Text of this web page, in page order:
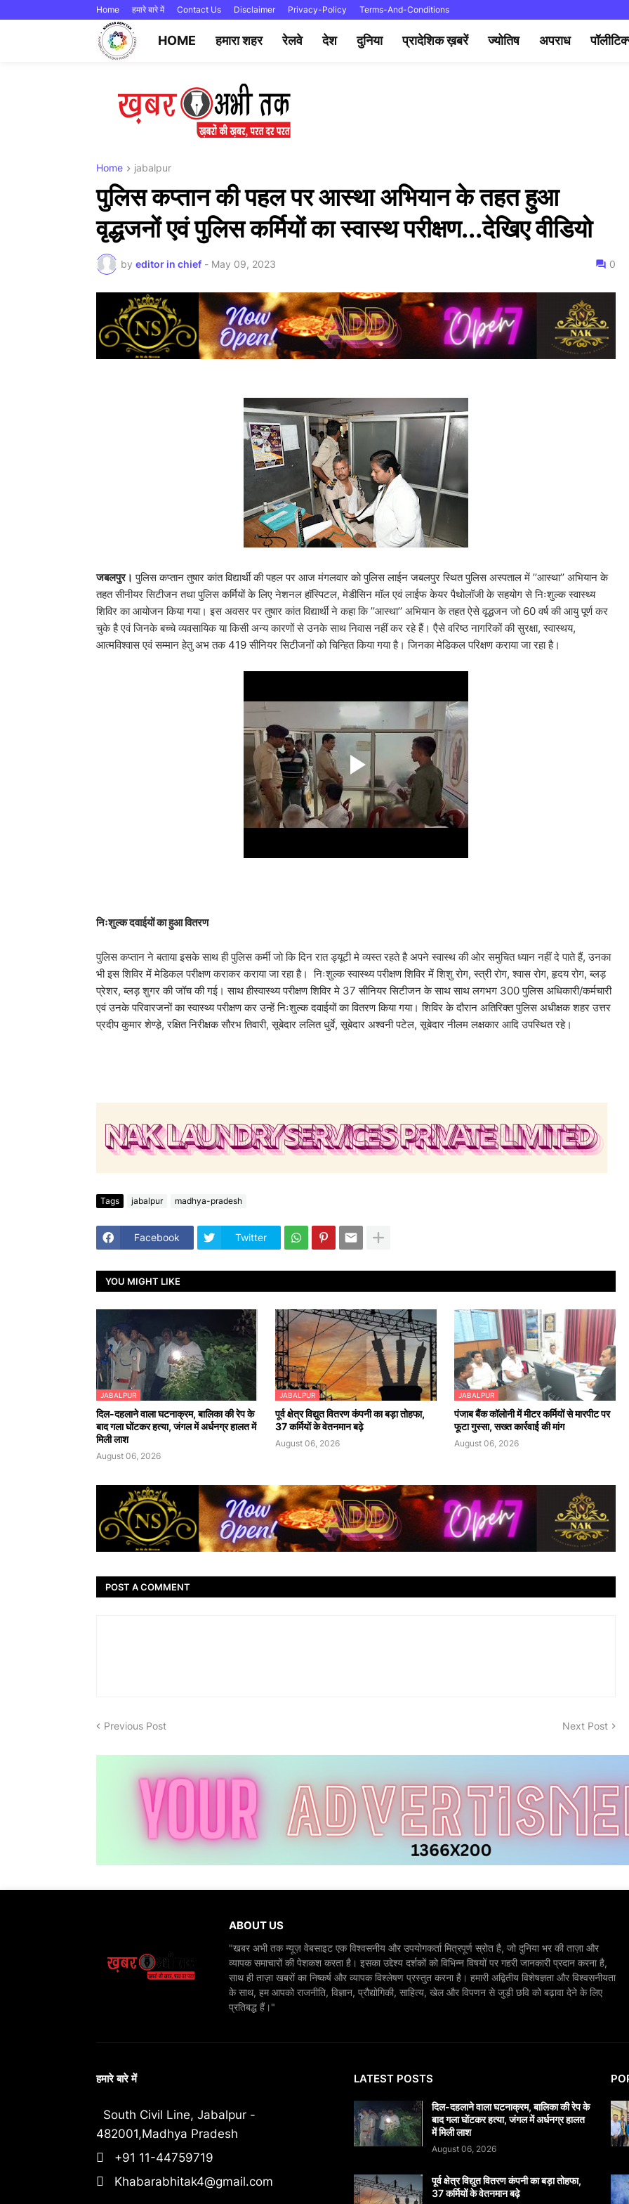
Home हमारे बारे में Contact Us Disclaimer Privacy-Policy Terms-And-Conditions
HOME हमारा शहर रेलवे देश दुनिया प्रादेशिक ख़बरें ज्योतिष अपराध
Home jabalpur
पुलिस कप्तान की पहल पर आस्था अभियान के तहत हुआ
वृद्धजनों एवं पुलिस कर्मियों का स्वास्थ परीक्षण...देखिए वीडियो
by editor in chief - May 09, 2023 0
जबलपुर। पुलिस कप्तान तुषार कांत विद्यार्थी की पहल पर आज मंगलवार को पुलिस लाईन जबलपुर स्थित पुलिस अस्पताल में ’’आस्था’’ अभियान के
तहत सीनीयर सिटीजन तथा पुलिस कर्मियों के लिए नेशनल हॉस्पिटल, मेडीसिन मॉल एवं लाईफ केयर पैथोलॉजी के सहयोग से निःशुल्क स्वास्थ्य
शिविर का आयोजन किया गया। इस अवसर पर तुषार कांत विद्यार्थी ने कहा कि ’’आस्था’’ अभियान के तहत ऐसे वृद्धजन जो 60 वर्ष की आयु पूर्ण कर
चुके है एवं जिनके बच्चे व्यवसायिक या किसी अन्य कारणों से उनके साथ निवास नहीं कर रहे हैं। एैसे वरिष्ठ नागरिकों की सुरक्षा, स्वास्थय,
आत्मविश्वास एवं सम्मान हेतु अभ तक 419 सीनियर सिटीजनों को चिन्हित किया गया है। जिनका मेडिकल परिक्षण कराया जा रहा है।
निःशुल्क दवाईयों का हुआ वितरण
पुलिस कप्तान ने बताया इसके साथ ही पुलिस कर्मी जो कि दिन रात ड्यूटी मे व्यस्त रहते है अपने स्वास्थ की ओर समुचित ध्यान नहीं दे पाते हैं, उनका
भी इस शिविर में मेडिकल परीक्षण कराकर कराया जा रहा है। निःशुल्क स्वास्थ्य परीक्षण शिविर में शिशु रोग, स्त्री रोग, श्वास रोग, हृदय रोग, ब्लड़
प्रेशर, ब्लड़ शुगर की जॉच की गई। साथ हीस्वास्थ्य परीक्षण शिविर मे 37 सीनियर सिटीजन के साथ साथ लगभग 300 पुलिस अधिकारी/कर्मचारी
एवं उनके परिवारजनों का स्वास्थ्य परीक्षण कर उन्हें निःशुल्क दवाईयों का वितरण किया गया। शिविर के दौरान अतिरिक्त पुलिस अधीक्षक शहर उत्तर
प्रदीप कुमार शेण्डे़, रक्षित निरीक्षक सौरभ तिवारी, सूबेदार ललित धुर्वे, सूबेदार अश्वनी पटेल, सूबेदार नीलम लक्षकार आदि उपस्थित रहे।
Tags jabalpur madhya-pradesh
Facebook Twitter
YOU MIGHT LIKE
JABALPUR
दिल-दहलाने वाला घटनाक्रम, बालिका की रेप के
बाद गला घोंटकर हत्या, जंगल में अर्धनग्र हालत में
मिली लाश
August 06, 2026
JABALPUR
पूर्व क्षेत्र विद्युत वितरण कंपनी का बड़ा तोहफा,
37 कर्मियों के वेतनमान बढ़े
August 06, 2026
JABALPUR
पंजाब बैंक कॉलोनी में मीटर कर्मियों से मारपीट पर
फूटा गुस्सा, सख्त कार्रवाई की मांग
August 06, 2026
POST A COMMENT
Previous Post Next Post
ABOUT US
"खबर अभी तक न्यूज़ वेबसाइट एक विश्वसनीय और उपयोगकर्ता मित्रपूर्ण स्रोत है, जो दुनिया भर की ताज़ा और
व्यापक समाचारों की पेशकश करता है। इसका उद्देश्य दर्शकों को विभिन्न विषयों पर गहरी जानकारी प्रदान करना है,
साथ ही ताज़ा खबरों का निष्कर्ष और व्यापक विश्लेषण प्रस्तुत करना है। हमारी अद्वितीय विशेषज्ञता और विश्वसनीयता
के साथ, हम आपको राजनीति, विज्ञान, प्रौद्योगिकी, साहित्य, खेल और विपणन से जुड़ी छवि को बढ़ावा देने के लिए
प्रतिबद्ध हैं।"
हमारे बारे में
South Civil Line, Jabalpur -
482001,Madhya Pradesh
+91 11-44759719
Khabarabhitak4@gmail.com
LATEST POSTS
दिल-दहलाने वाला घटनाक्रम, बालिका की रेप के
बाद गला घोंटकर हत्या, जंगल में अर्धनग्र हालत
में मिली लाश
August 06, 2026
पूर्व क्षेत्र विद्युत वितरण कंपनी का बड़ा तोहफा,
37 कर्मियों के वेतनमान बढ़े